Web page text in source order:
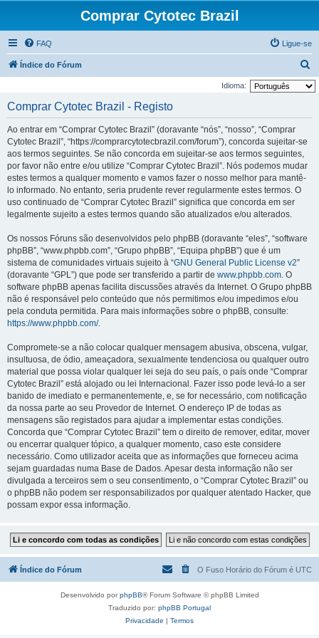
Comprar Cytotec Brazil
FAQ Ligue-se
Índice do Fórum
e
Idioma:
Comprar Cytotec Brazil - Registo
Ao entrar em “Comprar Cytotec Brazil” (doravante “nós”, “nosso”, “Comprar
Cytotec Brazil”, “https://comprarcytotecbrazil.com/forum”), concorda sujeitar-se
aos termos seguintes. Se não concorda em sujeitar-se aos termos seguintes,
por favor não entre e/ou utilize “Comprar Cytotec Brazil”. Nós podemos mudar
estes termos a qualquer momento e vamos fazer o nosso melhor para mantê-
lo informado. No entanto, seria prudente rever regularmente estes termos. O
uso continuado de “Comprar Cytotec Brazil” significa que concorda em ser
legalmente sujeito a estes termos quando são atualizados e/ou alterados.
Os nossos Fóruns são desenvolvidos pelo phpBB (doravante “eles”, “software
phpBB”, “www.phpbb.com”, “Grupo phpBB”, “Equipa phpBB”) que é um
sistema de comunidades virtuais sujeito à “GNU General Public License v2”
(doravante “GPL”) que pode ser transferido a partir de www.phpbb.com. O
software phpBB apenas facilita discussões através da Internet. O Grupo phpBB
não é responsável pelo conteúdo que nós permitimos e/ou impedimos e/ou
pela conduta permitida. Para mais informações sobre o phpBB, consulte:
https://www.phpbb.com/.
Compromete-se a não colocar qualquer mensagem abusiva, obscena, vulgar,
insultuosa, de ódio, ameaçadora, sexualmente tendenciosa ou qualquer outro
material que possa violar qualquer lei seja do seu país, o país onde “Comprar
Cytotec Brazil” está alojado ou lei Internacional. Fazer isso pode levá-lo a ser
banido de imediato e permanentemente, e, se for necessário, com notificação
da nossa parte ao seu Provedor de Internet. O endereço IP de todas as
mensagens são registados para ajudar a implementar estas condições.
Concorda que “Comprar Cytotec Brazil” tem o direito de remover, editar, mover
ou encerrar qualquer tópico, a qualquer momento, caso este considere
necessário. Como utilizador aceita que as informações que forneceu acima
sejam guardadas numa Base de Dados. Apesar desta informação não ser
divulgada a terceiros sem o seu consentimento, o “Comprar Cytotec Brazil” ou
o phpBB não podem ser responsabilizados por qualquer atentado Hacker, que
possam expor essa informação.
Índice do Fórum O Fuso Horário do Fórum é UTC
Desenvolvido porphpBB® Forum Software © phpBB Limited
Traduzido por: phpBB Portugal
Privacidade | Termos